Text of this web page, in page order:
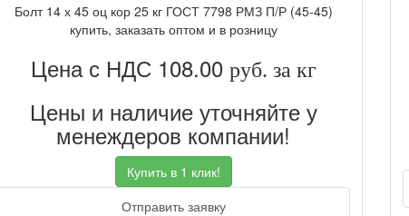
Болт 14 х 45 оц кор 25 кг ГОСТ 7798 РМЗ П/Р (45-45)
купить, заказать оптом и в розницу
Цена с НДС 108.00 руб. за кг
Цены и наличие уточняйте у
менеждеров компании!
Купить в 1 клик!
Отправить заявку